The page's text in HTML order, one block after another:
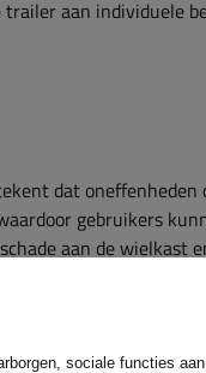
aan individuele
dat oneffenheden
gebruikers
aan de wielkast
sociale functies